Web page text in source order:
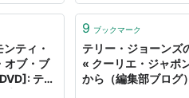
ティ・
オブ・ブ
テリ
9 ブックマーク
テリー・ジョーンズ
« クーリエ・ジャポ
から（編集部ブログ）